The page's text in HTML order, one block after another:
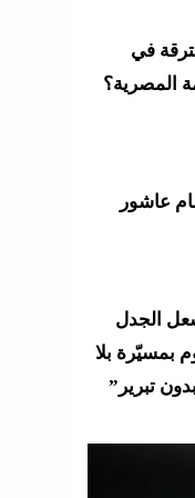
في
المصرية؟
عاشور
الجدل
بمسيّرة بلا
تبرير”